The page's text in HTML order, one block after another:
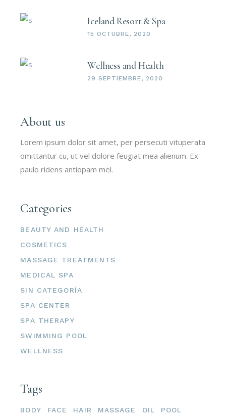
Iceland Resort & Spa
15 OCTUBRE, 2020
Wellness and Health
29 SEPTIEMBRE, 2020
About us
Lorem ipsum dolor sit amet, per persecuti vituperata
omittantur cu, ut vel dolore feugiat mea alienum. Ex
paulo ridens antiopam mel.
Categories
BEAUTY AND HEALTH
COSMETICS
MASSAGE TREATMENTS
MEDICAL SPA
SIN CATEGORÍA
SPA CENTER
SPA THERAPY
SWIMMING POOL
WELLNESS
Tags
BODY FACE HAIR MASSAGE OIL
POOL